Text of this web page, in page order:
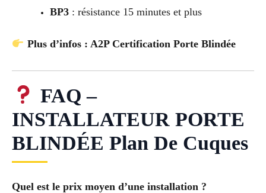
BP3: résistance 15 minutes et plus
Plus d’infos : A2P Certification Porte Blindée
FAQ –
INSTALLATEUR PORTE
BLINDÉE Plan De Cuques
Quel est le prix moyen d’une installation ?